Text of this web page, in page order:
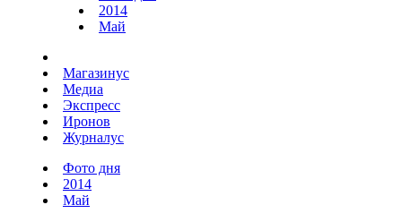
2014
Май
Магазинус
Медиа
Экспресс
Иронов
Журналус
Фото дня
2014
Май